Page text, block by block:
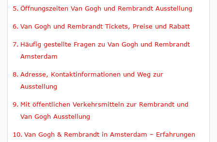
Öffnungszeiten Van Gogh und Rembrandt Ausstellung
Van Gogh und Rembrandt Tickets, Preise und Rabatt
Häufig gestellte Fragen zu Van Gogh und Rembrandt
Amsterdam
Adresse, Kontaktinformationen und Weg zur
Ausstellung
Mit öffentlichen Verkehrsmitteln zur Rembrandt und
Van Gogh Ausstellung
Van Gogh & Rembrandt in Amsterdam – Erfahrungen